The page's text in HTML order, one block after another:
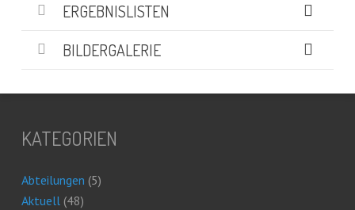
ERGEBNISLISTEN
BILDERGALERIE
KATEGORIEN
Abteilungen (5)
Aktuell(48)